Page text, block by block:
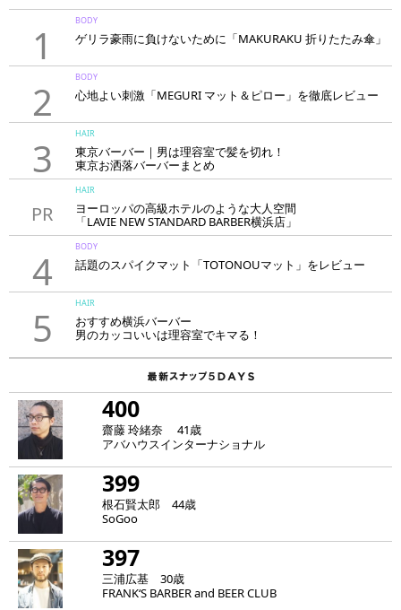
1
BODY
ゲリラ豪雨に負けないために「MAKURAKU 折りたたみ傘」
2
BODY
心地よい刺激「MEGURI マット＆ピロー」を徹底レビュー
3
HAIR
東京バーバー｜男は理容室で髪を切れ！
東京お洒落バーバーまとめ
PR
HAIR
ヨーロッパの高級ホテルのような大人空間
「LAVIE NEW STANDARD BARBER横浜店」
4
BODY
話題のスパイクマット「TOTONOUマット」をレビュー
5
HAIR
おすすめ横浜バーバー
男のカッコいいは理容室でキマる！
400
齋藤 玲緒奈 41歳
アバハウスインターナショナル
399
根石賢太郎 44歳
SoGoo
397
三浦広基 30歳
FRANK‘S BARBER and BEER CLUB